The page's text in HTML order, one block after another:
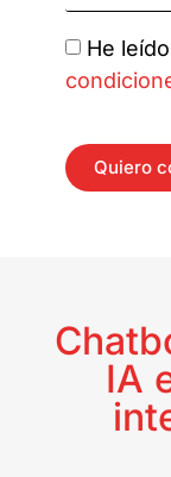
He
Quiero
IA